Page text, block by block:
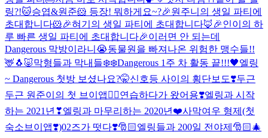
링?!🐱승엽&원준🐹 등장! 뭐하게요~?🎉원주니의 생일 파티에
초대합니다🐹🎉혀기의 생일 파티에 초대합니다🦊🎉인이의 하
루 빠른 생일 파티에 초대합니다🎉이러면 안 되는데
Dangerous 막방이라니😭동물원을 빠져나온 위험한 맹수들!!
🦌🐧🐷막형들과 막내들❄️❄️Dangerous 1주 차 활동 끝!!!🖤엘링
~ Dangerous 첫방 보셨나요?🤫신호등 사이의 횡단보도❣️두근
두근 원준이의 첫 브이앱✌🏻연습하다가 왔어용❣️엘링과 시작
하는 2021년❣엘링과 마무리하는 2020년❤️사막여우 형제(첫
숙소브이앱❣️)02즈가 떳다❣️🎅🏻엘링들과 200일 전야제🎅🏻🎄